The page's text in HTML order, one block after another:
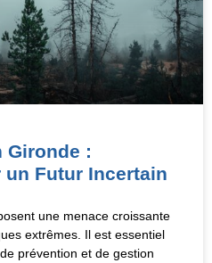
Gironde :
Futur Incertain
une menace croissante
extrêmes. Il est essentiel
prévention et de gestion